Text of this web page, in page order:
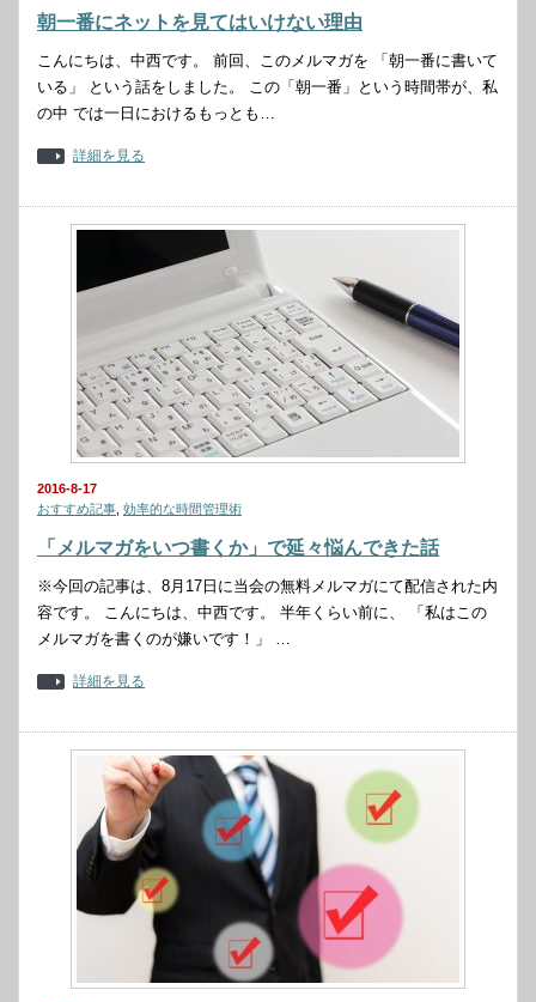
朝一番にネットを見てはいけない理由
こんにちは、中西です。 前回、このメルマガを 「朝一番に書いて
いる」 という話をしました。 この「朝一番」という時間帯が、私
の中 では一日におけるもっとも…
詳細を見る
2016-8-17
おすすめ記事 効率的な時間管理術
「メルマガをいつ書くか」で延々悩んできた話
※今回の記事は、8月17日に当会の無料メルマガにて配信された内
容です。 こんにちは、中西です。 半年くらい前に、 「私はこの
メルマガを書くのが嫌いです！」 …
詳細を見る